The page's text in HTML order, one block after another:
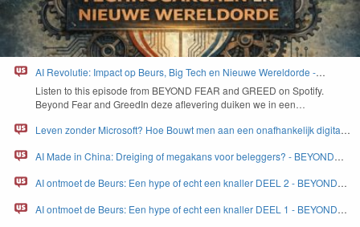
AI Revolutie: Impact op Beurs, Big Tech en Nieuwe Wereldorde -
BEYOND FEAR and GREED
Lis­ten to this episode from BEYOND FEAR and GREED on Spo­ti­fy.
Beyond Fear and Greed­In deze aflev­er­ing duiken we in een…
Leven zonder Microsoft? Hoe Bouwt men aan een onafhankelijk digitaal
AI Made in China: Dreiging of megakans voor beleggers? - BEYOND
AI ontmoet de Beurs: Een hype of echt een knaller DEEL 2 - BEYOND
AI ontmoet de Beurs: Een hype of echt een knaller DEEL 1 - BEYOND